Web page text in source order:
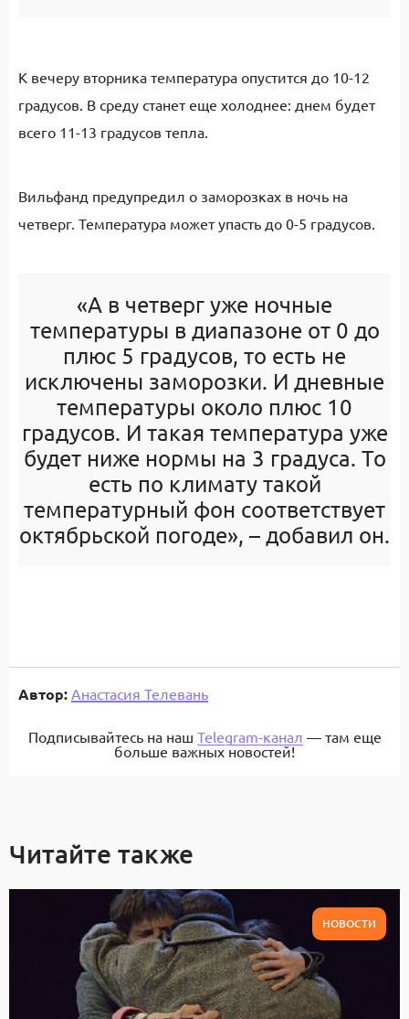
К вечеру вторника температура опустится до 10-12
градусов. В среду станет еще холоднее: днем будет
всего 11-13 градусов тепла.
Вильфанд предупредил о заморозках в ночь на
четверг. Температура может упасть до 0-5 градусов.
«А в четверг уже ночные
температуры в диапазоне от 0 до
плюс 5 градусов, то есть не
исключены заморозки. И дневные
температуры около плюс 10
градусов. И такая температура уже
будет ниже нормы на 3 градуса. То
есть по климату такой
температурный фон соответствует
октябрьской погоде», – добавил он.
Автор: Анастасия Телевань
Подписывайтесь на наш Telegram-канал — там еще
больше важных новостей!
Читайте также
НОВОСТИ